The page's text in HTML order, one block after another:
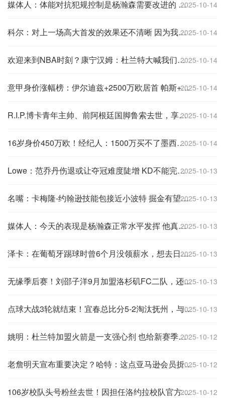
媒体人：体能对抗犯规控制是杨瀚森需要改进的 谁都有交学费过程
2025-10-14
科尔：对上一场高大首发的效果还不清晰 因为我一直想着比赛失误
2025-10-14
欢迎来到NBA时刻？康宁汉姆：杜兰特大喊我们两个人去防他
2025-10-14
意甲身价涨幅榜：伊尔迪兹+2500万欧居首 帕斯+2000万欧第二
2025-10-14
R.I.P.博卡青年主帅、前阿根廷国脚鲁索去世，享年69岁
2025-10-14
16岁身价450万欧！经纪人：1500万买不了墨西哥小将莫拉一条腿2025-10-14
Lowe：范乔丹伤退或让夺冠难度陡增 KD不能完全解决火箭的3分问题
2025-10-13
名嘴：卡梅隆-约翰逊技能包接近小波特 掘金有望缩小和雷霆的差距
2025-10-13
媒体人：今天的表现是杨瀚森正常水平发挥 他真的做到了放下包袱
2025-10-13
泽卡：在葡萄牙踢球时曾6个月没领薪水，想去日本因为钱多生活好
2025-10-13
无缘季后赛！刘邵子洋9月加盟洛杉矶FC二队，还未出场赛季已结束
2025-10-13
点球大战3轮就结束！宜春总比分5-2淘汰抚州，与赣州会师赣超决赛
2025-10-13
姚明：杜兰特加盟火箭是一支强心剂 也给新赛季带来很多看点
2025-10-12
老詹明天宣布重要决定？哈特：这点亚马逊会员折扣可养不活一家人
2025-10-12
106岁校队头号粉丝去世！因担任洛约拉校队官方牧师而全美出名
2025-10-12